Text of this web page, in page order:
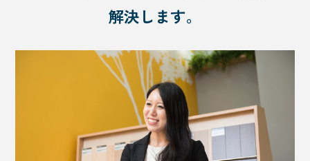
解決します。